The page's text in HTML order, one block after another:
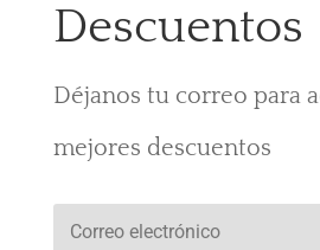
Descuentos
Déjanos tu correo para
mejores descuentos